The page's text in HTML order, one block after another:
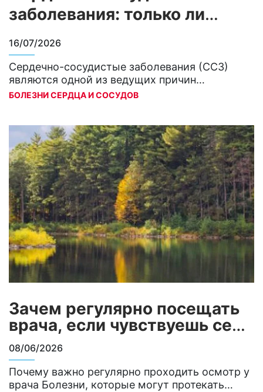
заболевания: только ли
мужчины в зоне особого
внимания?
16/07/2026
Сердечно-сосудистые заболевания (ССЗ)
являются одной из ведущих причин
смертности среди мужчин и женщин во всем
от пола. Исследования показывают
необходимость учета гендерных
особенностей при разработке
профилактических и терапевтических тактик1.
Зависит ли риск сердечно-сосудистых
заболеваний от пола? Сердечно-сосудистые
риски зависят от биологических,
гормональных и…
БОЛЕЗНИ СЕРДЦА И СОСУДОВ
Зачем регулярно посещать
врача, если чувствуешь себя
нормально?
08/06/2026
Почему важно регулярно проходить осмотр у
врача Болезни, которые могут протекать